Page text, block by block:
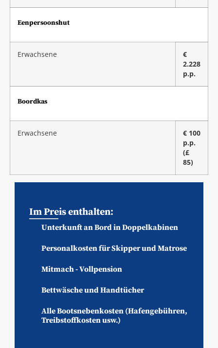
Eenpersoonshut
Erwachsene
€
2.228
p.p.
Boordkas
Erwachsene
€ 100
p.p.
(£
85)
Im Preis enthalten:
Unterkunft an Bord in Doppelkabinen
Personalkosten für Skipper und Matrose
Mitmach - Vollpension
Bettwäsche und Handtücher
Alle Bootsnebenkosten (Hafengebühren,
Treibstoffkosten usw.)